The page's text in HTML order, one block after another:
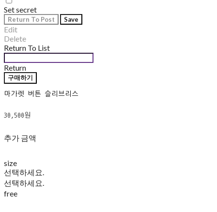
Set secret
Return To Post Save
Edit
Delete
Return To List
Return
구매하기
마가렛 버튼 슬리브리스
30,500원
추가 금액
size
선택하세요.
선택하세요.
free